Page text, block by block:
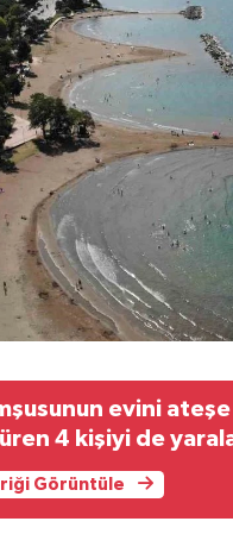
evini
4 kişiyi de
Görüntüle